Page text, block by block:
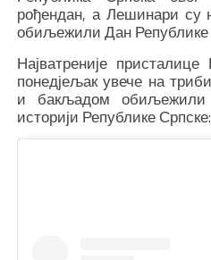
рођендан, а Лешинари су
обиљежили Дан Републике
Најватреније
понедјељак увече на
и бакљадом обиљежили
историји Републике Српске: